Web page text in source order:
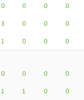
0 0 0 0
3 0 0 0
1 0 0 0
0 0 0 0
1 1 0 0